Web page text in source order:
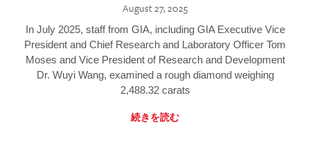
August 27, 2025
In July 2025, staff from GIA, including GIA Executive Vice
President and Chief Research and Laboratory Officer Tom
Moses and Vice President of Research and Development
Dr. Wuyi Wang, examined a rough diamond weighing
2,488.32 carats
続きを読む